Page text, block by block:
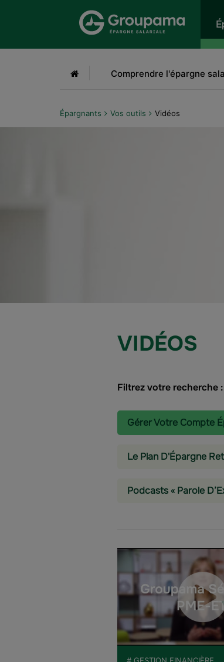
Aller au menu Aller à la recherche
Accueil Comprendre l'épargne
Épargnants Vos outils Vidéos
VIDÉOS
Filtrez votre recherche :
Gérer Votre Compte
Le Plan D'Épargne
Podcasts « Parole
# GESTION FINANCIÈRE